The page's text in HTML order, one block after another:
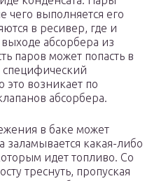
чего выполняется его
в ресивер, где и
абсорбера из
паров может попасть в
возникает по
абсорбера.
в баке может
заламывается какая-либо
идет топливо. Со
треснуть, пропуская